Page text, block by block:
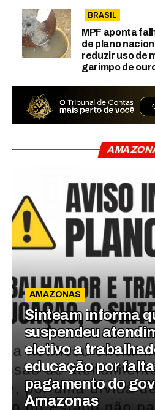
BRASIL
MPF aponta
de plano
reduzir uso de
garimpo de
AMAZONAS
Sinteam informa
suspendeu
eletivo a
educação por
pagamento do
Amazonas